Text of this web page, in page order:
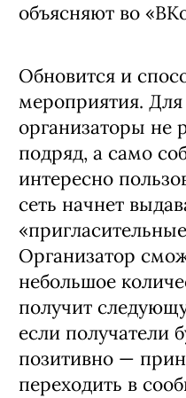
объясняют во
Обновится и
мероприятия. Для
организаторы не
подряд, а само
интересно
сеть начнет
Организатор
небольшое
получит
если получатели
позитивно —
переходить в